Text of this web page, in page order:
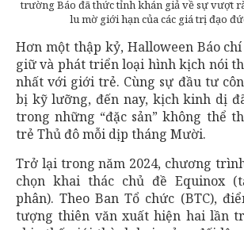
trường Báo đã thức tỉnh khán giả về sự vượt
lu mờ giới hạn của các giá trị đạo
Hơn một thập kỷ, Halloween Báo
giữ và phát triển loại hình kịch nói
nhất với giới trẻ. Cùng sự đầu tư
bị kỹ lưỡng, đến nay, kịch kinh dị
trong những “đặc sản” không thể
trẻ Thủ đô mỗi dịp tháng Mười.
Trở lại trong năm 2024, chương
chọn khai thác chủ đề Equinox
phân). Theo Ban Tổ chức (BTC),
tượng thiên văn xuất hiện hai lần